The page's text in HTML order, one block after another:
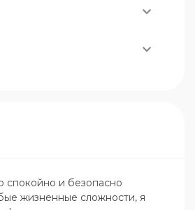
спокойно и безопасно
жизненные сложности, я